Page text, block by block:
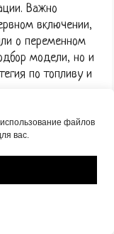
Важно
включении,
о переменном
модели, но и
по топливу и
должен
но и пусковые
насосами,
должен
файлов
вас.